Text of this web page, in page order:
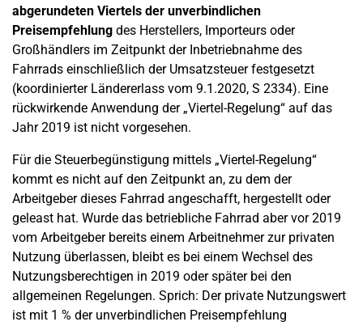
abgerundeten Viertels der unverbindlichen
Preisempfehlung des Herstellers, Importeurs oder
Großhändlers im Zeitpunkt der Inbetriebnahme des
Fahrrads einschließlich der Umsatzsteuer festgesetzt
(koordinierter Ländererlass vom 9.1.2020, S 2334). Eine
rückwirkende Anwendung der „Viertel-Regelung“ auf das
Jahr 2019 ist nicht vorgesehen.
Für die Steuerbegünstigung mittels „Viertel-Regelung“
kommt es nicht auf den Zeitpunkt an, zu dem der
Arbeitgeber dieses Fahrrad angeschafft, hergestellt oder
geleast hat. Wurde das betriebliche Fahrrad aber vor 2019
vom Arbeitgeber bereits einem Arbeitnehmer zur privaten
Nutzung überlassen, bleibt es bei einem Wechsel des
Nutzungsberechtigen in 2019 oder später bei den
allgemeinen Regelungen. Sprich: Der private Nutzungswert
ist mit 1 % der unverbindlichen Preisempfehlung